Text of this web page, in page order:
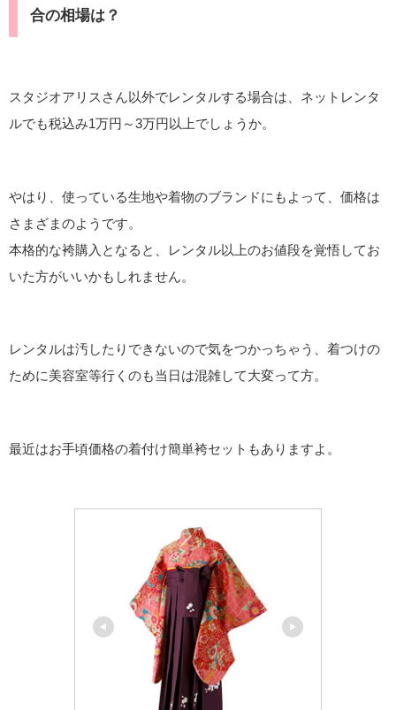
合の相場は？
スタジオアリスさん以外でレンタルする場合は、ネットレンタ
ルでも税込み1万円～3万円以上でしょうか。
やはり、使っている生地や着物のブランドにもよって、価格は
さまざまのようです。
本格的な袴購入となると、レンタル以上のお値段を覚悟してお
いた方がいいかもしれません。
レンタルは汚したりできないので気をつかっちゃう、着つけの
ために美容室等行くのも当日は混雑して大変って方。
最近はお手頃価格の着付け簡単袴セットもありますよ。